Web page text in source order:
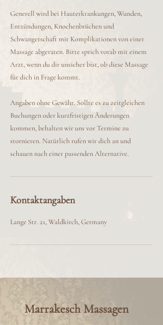
Generell wird bei Hauterkrankungen, Wunden,
Entzündungen, Knochenbrüchen und
Schwangerschaft mit Komplikationen von einer
Massage abgeraten. Bitte sprich vorab mit einem
Arzt, wenn du dir unsicher bist, ob diese Massage
für dich in Frage kommt.
Angaben ohne Gewähr. Sollte es zu zeitgleichen
Buchungen oder kurzfristigen Änderungen
kommen, behalten wir uns vor Termine zu
stornieren. Natürlich rufen wir dich an und
schauen nach einer passenden Alternative.
Kontaktangaben
Lange Str. 21, Waldkirch, Germany
MarrakeschMassagen